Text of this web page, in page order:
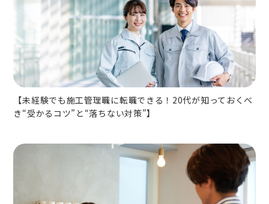
【未経験でも施工管理職に転職できる！20代が知っておくべ
き“受かるコツ”と“落ちない対策”】